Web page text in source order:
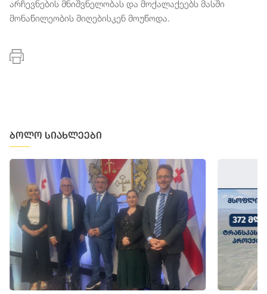
არჩევნების მნიშვნელობას და მოქალაქეებს მასში
მონაწილეობის მიღებისკენ მოუწოდა.
ბოლო სიახლეები